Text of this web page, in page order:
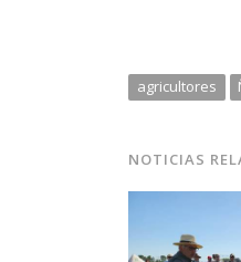
agricultores
NOTICIAS